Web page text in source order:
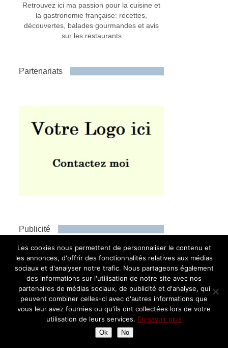
Retrouvez ici ma passion pour la cuisine et
la gastronomie française: recettes,
découvertes, balades gourmandes et avis
sur les restaurants
Partenariats
Publicité
Les cookies nous permettent de personnaliser le contenu et
les annonces, d'offrir des fonctionnalités relatives aux médias
sociaux et d'analyser notre trafic. Nous partageons également
des informations sur l'utilisation de notre site avec nos
partenaires de médias sociaux, de publicité et d'analyse, qui
peuvent combiner celles-ci avec d'autres informations que
vous leur avez fournies ou qu'ils ont collectées lors de votre
utilisation de leurs services. En savoir plus
Ok No